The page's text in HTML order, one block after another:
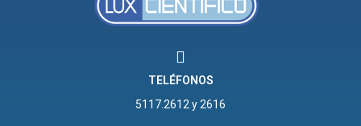
TELÉFONOS
5117.2612 y 2616